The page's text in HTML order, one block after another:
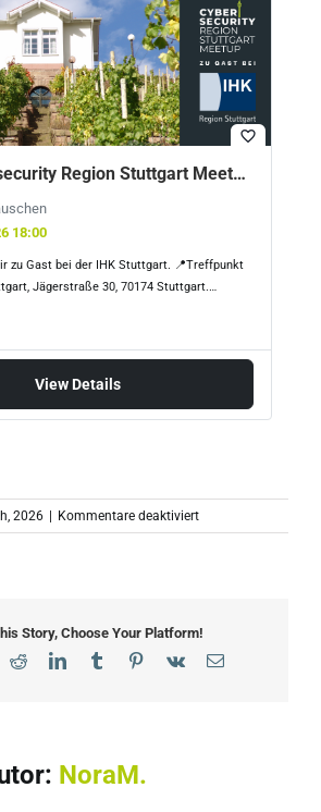
favorite_border
07|26 Cybersecurity Region Stuttgart Meetup bei IHK Stuttgart/Weinberghäuschen
18:00
zu Gast bei der IHK Stuttgart. 📍Treffpunkt
Jägerstraße 30, 70174 Stuttgart.…
View Details
2026 | Kommentare deaktiviertfür
Kai
Story, Choose Your Platform!
RedditLinkedInTumblrPinterest
Vk
E-
NoraM.